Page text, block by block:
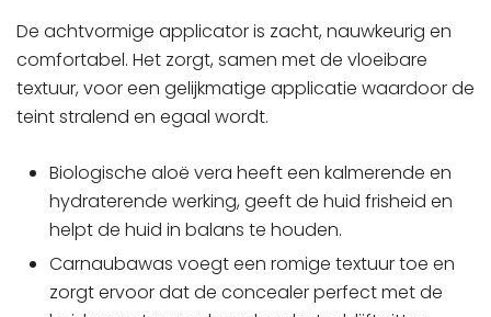
De achtvormige applicator is zacht, nauwkeurig en
comfortabel. Het zorgt, samen met de vloeibare
textuur, voor een gelijkmatige applicatie waardoor de
teint stralend en egaal wordt.
Biologische aloë vera heeft een kalmerende en
hydraterende werking, geeft de huid frisheid en
helpt de huid in balans te houden.
Carnaubawas voegt een romige textuur toe en
zorgt ervoor dat de concealer perfect met de